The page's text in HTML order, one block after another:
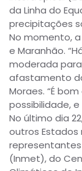
da Linha do
precipitações
No momento,
e Maranhão.
moderada
afastamento
Moraes. “É
possibilidade,
No último dia
outros Estados
(Inmet), do